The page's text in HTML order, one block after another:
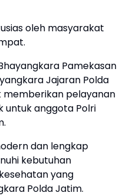
oleh masyarakat
Pamekasan
Jajaran Polda
memberikan pelayanan
untuk anggota Polri
dan lengkap
kebutuhan
yang
Polda Jatim.